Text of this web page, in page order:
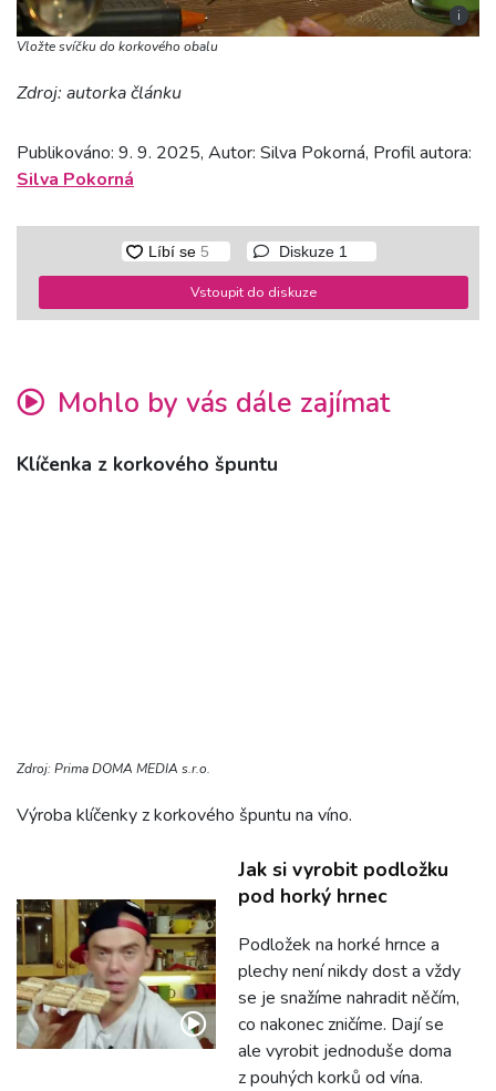
i
Vložte svíčku do korkového obalu
Zdroj: autorka článku
Publikováno: 9. 9. 2025, Autor: Silva Pokorná, Profil autora:
Silva Pokorná
Diskuze 1
Vstoupit do diskuze
Mohlo by vás dále zajímat
Klíčenka z korkového špuntu
Zdroj: Prima DOMA MEDIA s.r.o.
Výroba klíčenky z korkového špuntu na víno.
Jak si vyrobit podložku
pod horký hrnec
Podložek na horké hrnce a
plechy není nikdy dost a vždy
se je snažíme nahradit něčím,
co nakonec zničíme. Dají se
ale vyrobit jednoduše doma
z pouhých korků od vína.